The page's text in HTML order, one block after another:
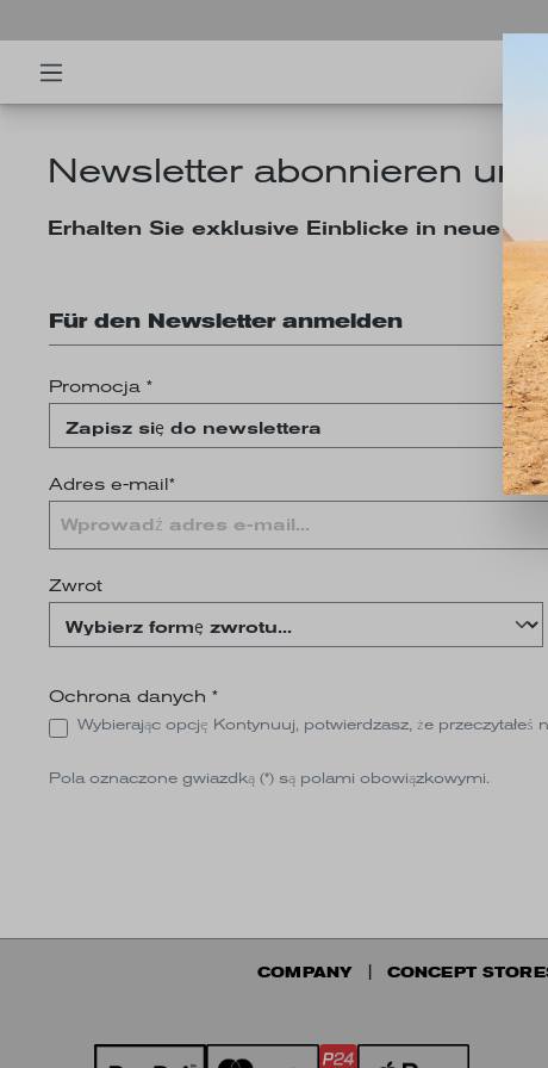
Newsletter abonnieren
Erhalten Sie exklusive Einblicke in neue
Für den Newsletter anmelden
Promocja *
Adres e-mail*
Zwrot
Ochrona danych *
Wybierając opcję Kontynuuj, potwierdzasz, że przeczytałeś
Pola oznaczone gwiazdką (*) są polami obowiązkowymi.
COMPANY CONCEPT